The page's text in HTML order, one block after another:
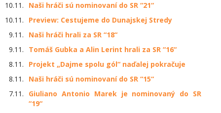
10.11.
Naši hráči sú nominovaní do SR “21“
10.11.
Preview: Cestujeme do Dunajskej Stredy
9.11.
Naši hráči hrali za SR “18“
9.11.
Tomáš Gubka a Alin Lerint hrali za SR “16“
8.11.
Projekt „Dajme spolu gól“ naďalej pokračuje
8.11.
Naši hráči sú nominovaní do SR “15“
7.11.
Giuliano Antonio Marek je nominovaný do SR
“19“